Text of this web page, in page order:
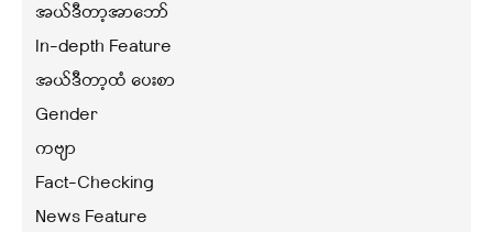
အယ်ဒီတာ့အာဘော်
In-depth Feature
အယ်ဒီတာ့ထံ ပေးစာ
Gender
ကဗျာ
Fact-Checking
News Feature